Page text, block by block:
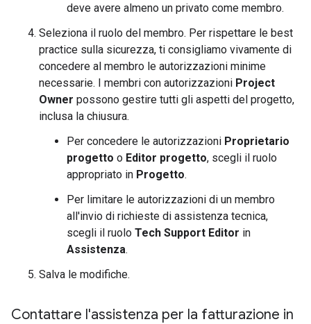
deve avere almeno un privato come membro.
Seleziona il ruolo del membro. Per rispettare le best
practice sulla sicurezza, ti consigliamo vivamente di
concedere al membro le autorizzazioni minime
necessarie. I membri con autorizzazioni Project
Owner possono gestire tutti gli aspetti del progetto,
inclusa la chiusura.
Per concedere le autorizzazioni Proprietario
progetto o Editor progetto, scegli il ruolo
appropriato in Progetto.
Per limitare le autorizzazioni di un membro
all'invio di richieste di assistenza tecnica,
scegli il ruolo Tech Support Editor in
Assistenza.
Salva le modifiche.
Contattare l'assistenza per la fatturazione in